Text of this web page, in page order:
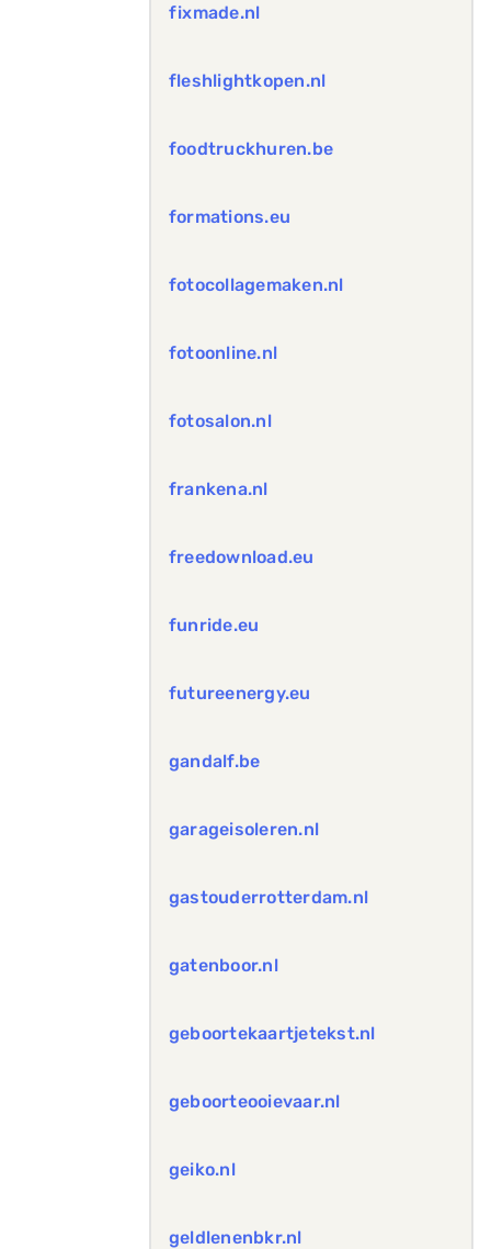
fixmade.nl
fleshlightkopen.nl
foodtruckhuren.be
formations.eu
fotocollagemaken.nl
fotoonline.nl
fotosalon.nl
frankena.nl
freedownload.eu
funride.eu
futureenergy.eu
gandalf.be
garageisoleren.nl
gastouderrotterdam.nl
gatenboor.nl
geboortekaartjetekst.nl
geboorteooievaar.nl
geiko.nl
geldlenenbkr.nl